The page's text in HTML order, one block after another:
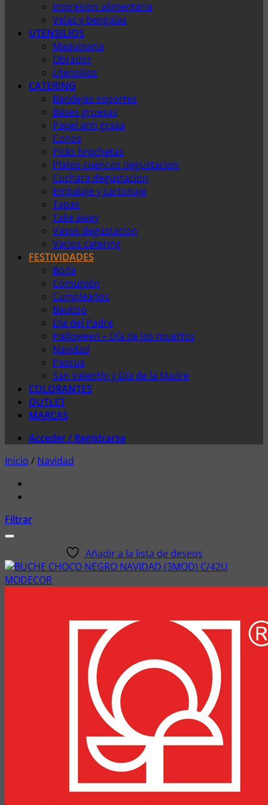
Impresion alimentaria
Velas y bengalas
UTENSILIOS
Maquinaria
Obrador
Utensilios
CATERING
Bandejas soportes
Bases gruesas
Papel anti grasa
Conos
Picks brochetas
Platos cuencos degustacion
Cuchara degustacion
Embalaje y cartonaje
Tapas
Take away
Vasos degustacion
Varios catering
FESTIVIDADES
Boda
Comunión
Cumpleaños
Bautizo
Día del Padre
Halloween – Día de los muertos
Navidad
Pascua
San Valentín y Día de la Madre
COLORANTES
OUTLET
MARCAS
Acceder / Registrarse
Inicio / Navidad
Filtrar
Añadir a la lista de deseos